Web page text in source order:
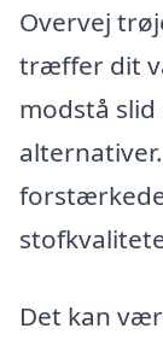
Overvej
træffer dit
modstå
Det kan